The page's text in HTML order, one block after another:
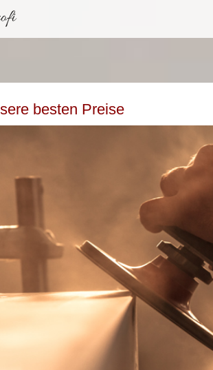
besten Preise